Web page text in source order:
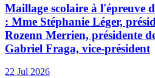
Maillage scolaire à l'épreuve
: Mme Stéphanie Léger,
Rozenn Merrien, présidente
Gabriel Fraga, vice-président
22 Jul 2026